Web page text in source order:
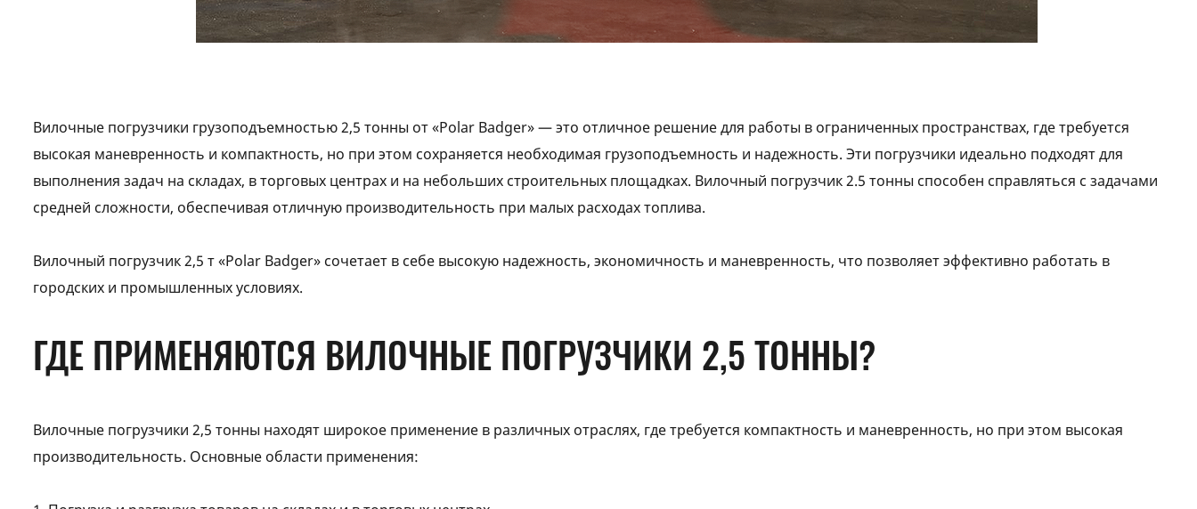
Вилочные погрузчики грузоподъемностью 2,5 тонны от «Polar Badger» — это отличное решение для работы в ограниченных пространствах, где требуется
высокая маневренность и компактность, но при этом сохраняется необходимая грузоподъемность и надежность. Эти погрузчики идеально подходят для
выполнения задач на складах, в торговых центрах и на небольших строительных площадках. Вилочный погрузчик 2.5 тонны способен справляться с задачами
средней сложности, обеспечивая отличную производительность при малых расходах топлива.
Вилочный погрузчик 2,5 т «Polar Badger» сочетает в себе высокую надежность, экономичность и маневренность, что позволяет эффективно работать в
городских и промышленных условиях.
ГДЕ ПРИМЕНЯЮТСЯ ВИЛОЧНЫЕ ПОГРУЗЧИКИ 2,5 ТОННЫ?
Вилочные погрузчики 2,5 тонны находят широкое применение в различных отраслях, где требуется компактность и маневренность, но при этом высокая
производительность. Основные области применения: